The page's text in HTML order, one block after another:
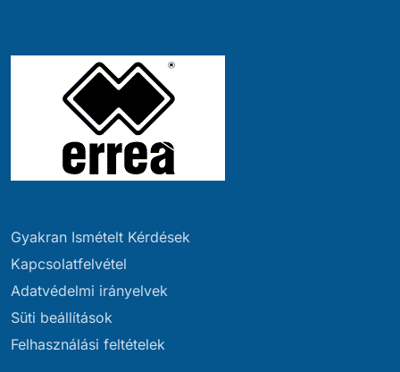
Gyakran Ismételt Kérdések
Kapcsolatfelvétel
Adatvédelmi irányelvek
Süti beállítások
Felhasználási feltételek